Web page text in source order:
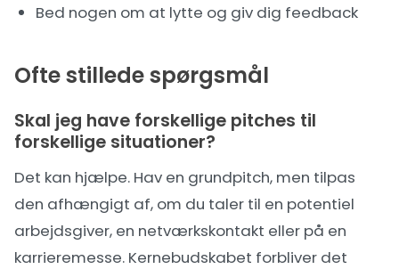
Bed nogen om at lytte og giv dig feedback
Ofte stillede spørgsmål
Skal jeg have forskellige pitches til
forskellige situationer?
Det kan hjælpe. Hav en grundpitch, men tilpas
den afhængigt af, om du taler til en potentiel
arbejdsgiver, en netværkskontakt eller på en
karrieremesse. Kernebudskabet forbliver det